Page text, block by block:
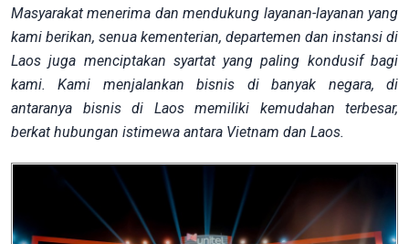
Masyarakat menerima dan mendukung layanan-layanan yang
kami berikan, senua kementerian, departemen dan instansi di
Laos juga menciptakan syartat yang paling kondusif bagi
kami. Kami menjalankan bisnis di banyak negara, di
antaranya bisnis di Laos memiliki kemudahan terbesar,
berkat hubungan istimewa antara Vietnam dan Laos.